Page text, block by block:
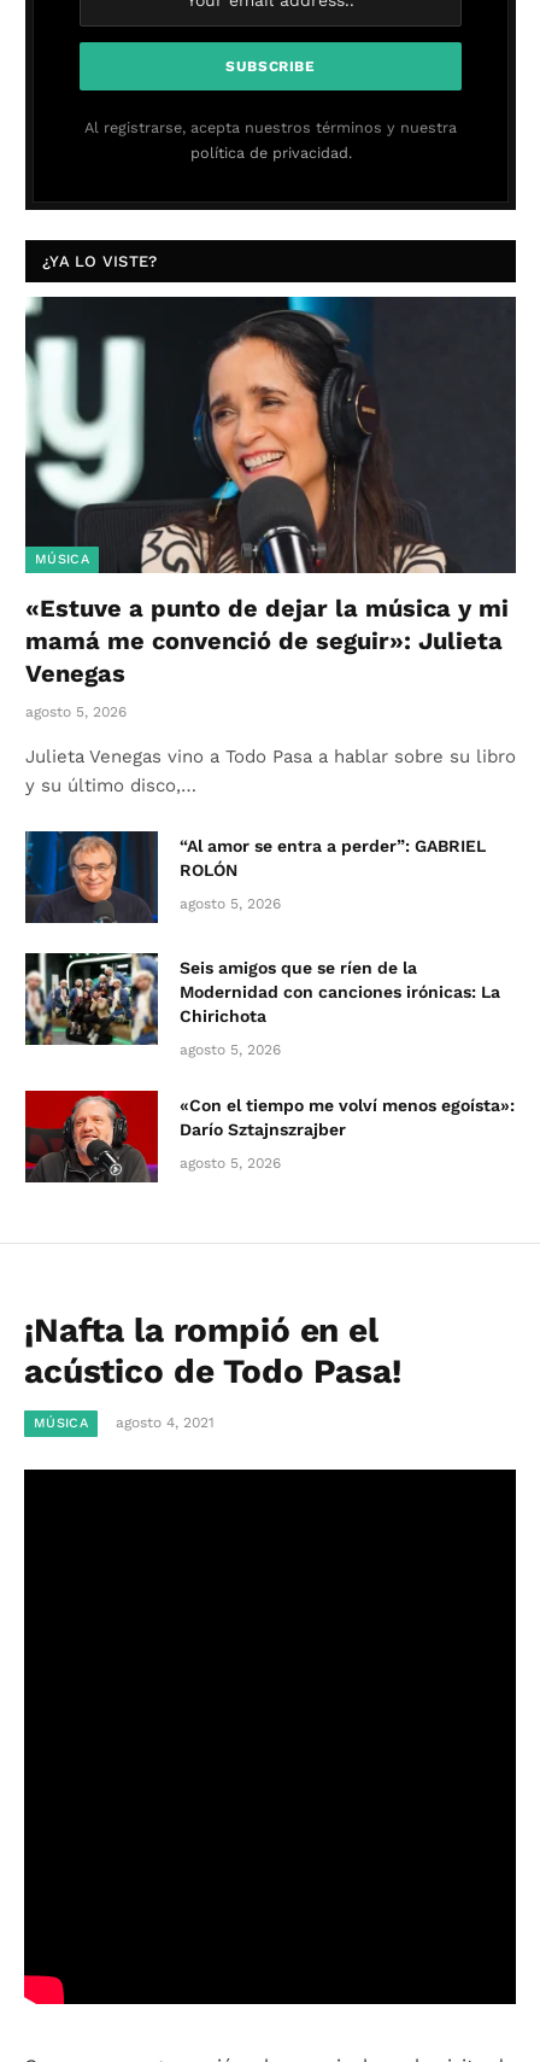
Al registrarse, acepta nuestros términos y nuestra
política de privacidad.
¿YA LO VISTE?
MÚSICA
«Estuve a punto de dejar la música y mi
mamá me convenció de seguir»: Julieta
Venegas
agosto 5, 2026
Julieta Venegas vino a Todo Pasa a hablar sobre su libro
y su último disco,…
“Al amor se entra a perder”: GABRIEL
ROLÓN
agosto 5, 2026
Seis amigos que se ríen de la
Modernidad con canciones irónicas: La
Chirichota
agosto 5, 2026
«Con el tiempo me volví menos egoísta»:
Darío Sztajnszrajber
agosto 5, 2026
¡Nafta la rompió en el
acústico de Todo Pasa!
MÚSICA agosto 4, 2021